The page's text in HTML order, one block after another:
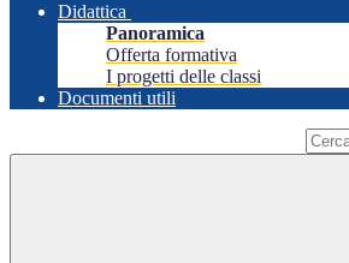
Didattica
Panoramica
Offerta formativa
I progetti delle classi
Documenti utili